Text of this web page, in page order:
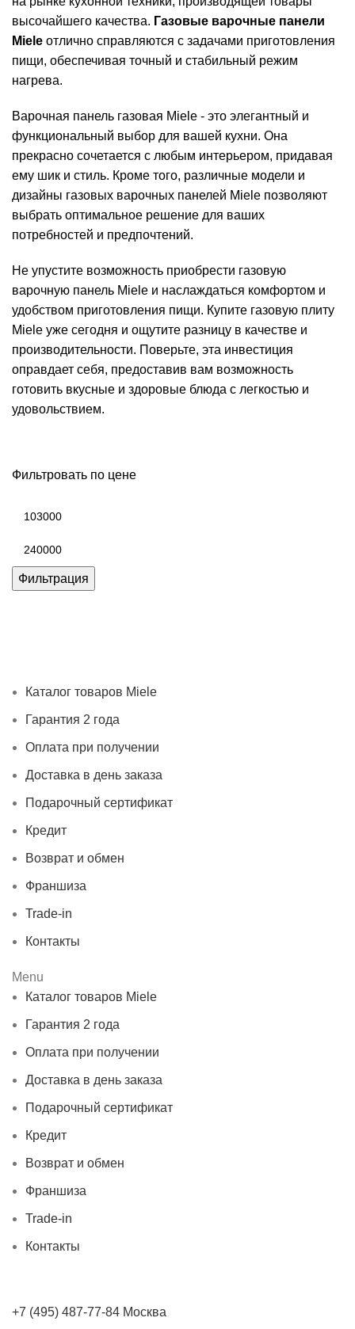
Фильтровать по цене
Фильтрация
высочайшего качества. Газовые варочные панели
Miele отлично справляются с задачами приготовления
пищи, обеспечивая точный и стабильный режим
нагрева.
Варочная панель газовая Miele - это элегантный и
функциональный выбор для вашей кухни. Она
прекрасно сочетается с любым интерьером, придавая
ему шик и стиль. Кроме того, различные модели и
дизайны газовых варочных панелей Miele позволяют
выбрать оптимальное решение для ваших
потребностей и предпочтений.
Не упустите возможность приобрести газовую
варочную панель Miele и наслаждаться комфортом и
удобством приготовления пищи. Купите газовую плиту
Miele уже сегодня и ощутите разницу в качестве и
производительности. Поверьте, эта инвестиция
оправдает себя, предоставив вам возможность
готовить вкусные и здоровые блюда с легкостью и
удовольствием.
Каталог товаров Miele
Гарантия 2 года
Оплата при получении
Доставка в день заказа
Подарочный сертификат
Кредит
Возврат и обмен
Франшиза
Trade-in
Контакты
Menu
Каталог товаров Miele
Гарантия 2 года
Оплата при получении
Доставка в день заказа
Подарочный сертификат
Кредит
Возврат и обмен
Франшиза
Trade-in
Контакты
+7 (495) 487-77-84 Москва